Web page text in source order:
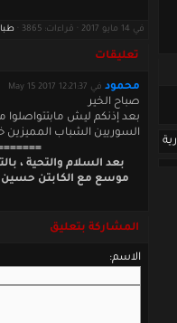
في 14 مايو 2017 · قراءات: 3865 ·
تعليقات
محمود في May 15 2017 12:21:37
صباح الخير
بعد إذنكم ليش
السوريين الشباب المميزين
بعد السلام والتحية ،
موسع مع الكابتن حسين
المشاركة بتعليق
الاسم: